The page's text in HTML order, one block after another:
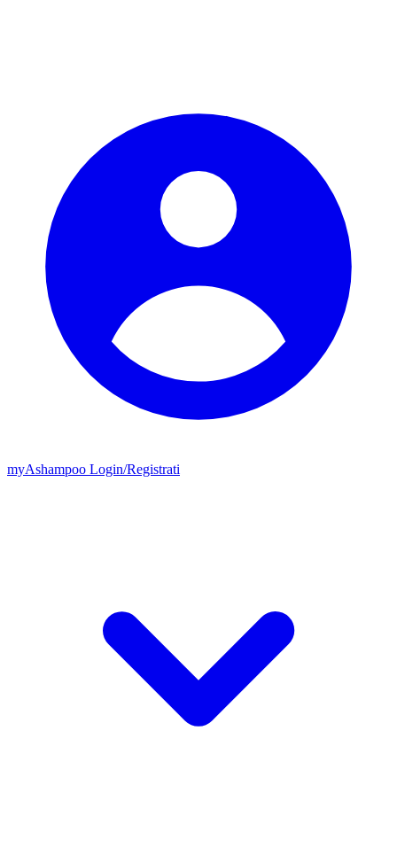
myAshampoo Login/Registrati